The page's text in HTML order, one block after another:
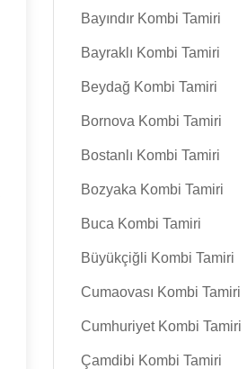
Bayındır Kombi Tamiri
Bayraklı Kombi Tamiri
Beydağ Kombi Tamiri
Bornova Kombi Tamiri
Bostanlı Kombi Tamiri
Bozyaka Kombi Tamiri
Buca Kombi Tamiri
Büyükçiğli Kombi Tamiri
Cumaovası Kombi Tamiri
Cumhuriyet Kombi Tamiri
Çamdibi Kombi Tamiri